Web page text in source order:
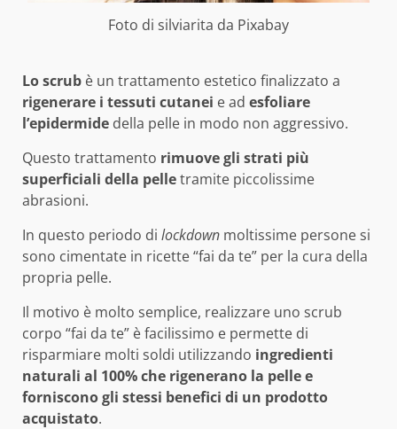
Foto di silviarita da Pixabay
Lo scrub è un trattamento estetico finalizzato a
rigenerare i tessuti cutanei e ad esfoliare
l’epidermide della pelle in modo non aggressivo.
Questo trattamento rimuove gli strati più
superficiali della pelletramite piccolissime
abrasioni.
In questo periodo di lockdown moltissime persone si
sono cimentate in ricette “fai da te” per la cura della
propria pelle.
Il motivo è molto semplice, realizzare uno scrub
corpo “fai da te” è facilissimo e permette di
risparmiare molti soldi utilizzando ingredienti
naturali al 100% che rigenerano la pelle e
forniscono gli stessi benefici di un prodotto
acquistato.